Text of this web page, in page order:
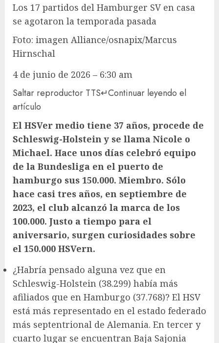
Los 17 partidos del Hamburger SV en casa
se agotaron la temporada pasada
Foto: imagen Alliance/osnapix/Marcus
Hirnschal
4 de junio de 2026 – 6:30 am
Saltar reproductor TTS↵Continuar leyendo el
artículo
El HSVer medio tiene 37 años, procede de
Schleswig-Holstein y se llama Nicole o
Michael. Hace unos días celebró equipo
de la Bundesliga en el puerto de
hamburgo sus 150.000. Miembro. Sólo
hace casi tres años, en septiembre de
2023, el club alcanzó la marca de los
100.000. Justo a tiempo para el
aniversario, surgen curiosidades sobre
el 150.000 HSVern.
¿Habría pensado alguna vez que en
Schleswig-Holstein (38.299) había más
afiliados que en Hamburgo (37.768)? El HSV
está más representado en el estado federado
más septentrional de Alemania. En tercer y
cuarto lugar se encuentran Baja Sajonia